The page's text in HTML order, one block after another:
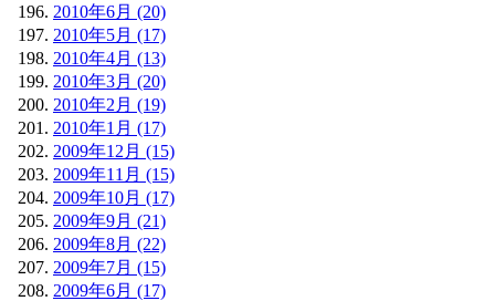
2010年6月 (20)
2010年5月 (17)
2010年4月 (13)
2010年3月 (20)
2010年2月 (19)
2010年1月 (17)
2009年12月 (15)
2009年11月 (15)
2009年10月 (17)
2009年9月 (21)
2009年8月 (22)
2009年7月 (15)
2009年6月 (17)